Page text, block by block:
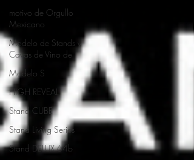
motivo de Orgullo
Mexicano
Modelo de Stands y
Cavas de Vino de
Modelo S
HIGH REVEAL
Stand CUBE
Stand Living Series
Stand DELUX 64b